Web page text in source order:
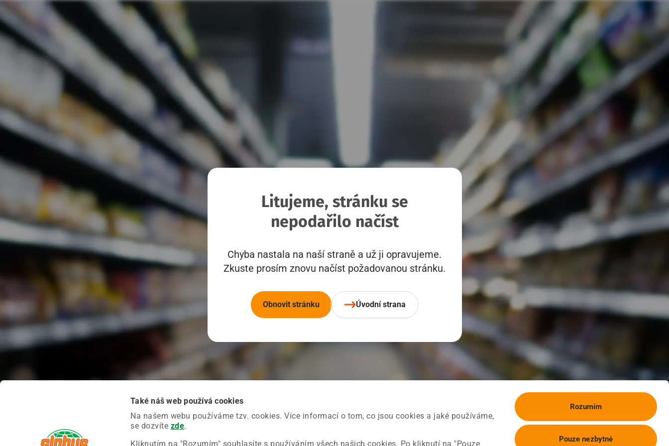
Také náš web používá cookies
Na našem webu používáme tzv. cookies. Více informací o tom, co jsou cookies a jaké používáme,
se dozvíte zde.
Kliknutím na "Rozumím" souhlasíte s používáním všech našich cookies. Po kliknutí na "Pouze
Rozumím
Pouze nezbytné
Litujeme, stránku se
nepodařilo načíst
Chyba nastala na naší straně a už ji opravujeme.
Zkuste prosím znovu načíst požadovanou stránku.
Obnovit stránku Úvodní strana